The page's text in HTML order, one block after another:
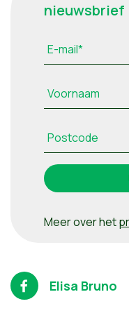
nieuwsbrief
E-mail*
Voornaam
Postcode
Meer over het
Elisa Bruno